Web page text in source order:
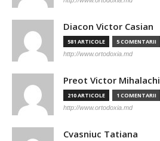
Diacon Victor Casian
581 ARTICOLE 5 COMENTARII
http://www.ortodoxia.md
Preot Victor Mihalachi
210 ARTICOLE 1 COMENTARII
http://www.ortodoxia.md
Cvasniuc Tatiana